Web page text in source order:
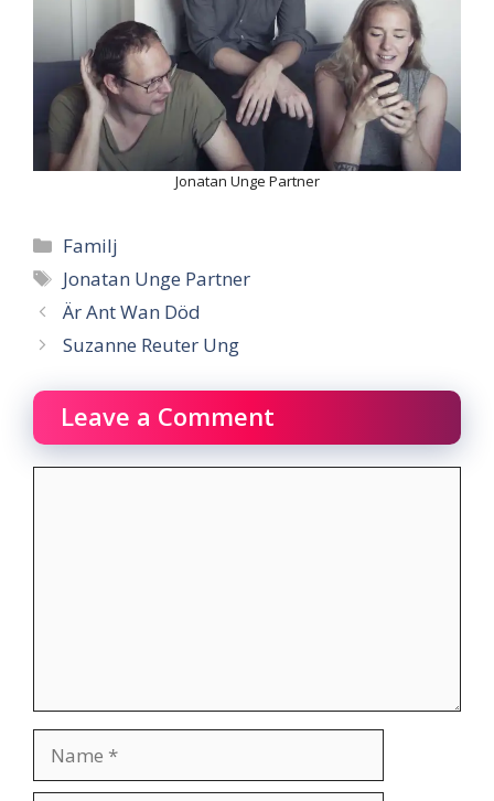
Jonatan Unge Partner
Categories
Familj
Tags
Jonatan Unge Partner
Är Ant Wan Död
Suzanne Reuter Ung
Leave a Comment